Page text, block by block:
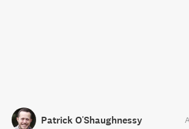
Patrick O'Shaughnessy